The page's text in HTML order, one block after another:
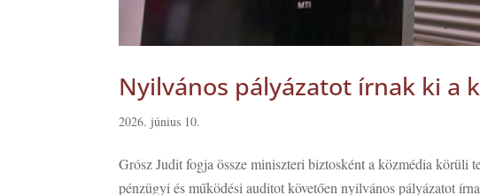
Nyilvános pályázatot írnak ki a
2026. június 10.
Grósz Judit fogja össze miniszteri biztosként a közmédia körüli
pénzügyi és működési auditot követően nyilvános pályázatot